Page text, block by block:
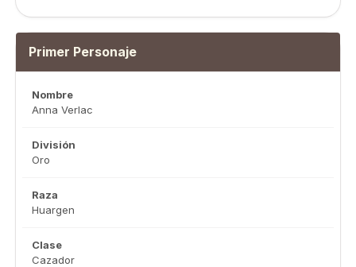
Primer Personaje
Nombre
Anna Verlac
División
Oro
Raza
Huargen
Clase
Cazador